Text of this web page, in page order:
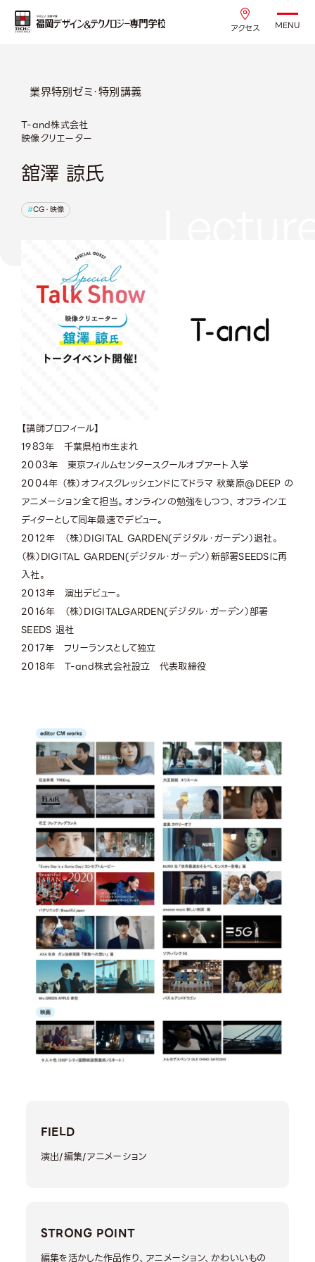
アクセス MENU
業界特別ゼミ・特別講義
T-and株式会社
映像クリエーター
舘澤 諒氏
CG・映像
【講師プロフィール】
1983年 千葉県柏市生まれ
2003年 東京フィルムセンタースクールオブアート入学
2004年 （株）オフィスクレッシェンドにてドラマ 秋葉原@DEEP の
アニメーション全て担当。オンラインの勉強をしつつ、オフラインエ
ディターとして同年最速でデビュー。
2012年 （株）DIGITAL GARDEN(デジタル・ガーデン）退社。
（株）DIGITAL GARDEN(デジタル・ガーデン）新部署SEEDSに再
入社。
2013年 演出デビュー。
2016年 （株）DIGITALGARDEN(デジタル・ガーデン）部署
SEEDS 退社
2017年 フリーランスとして独立
2018年 T-and株式会社設立 代表取締役
FIELD
演出/編集/アニメーション
STRONG POINT
編集を活かした作品作り、アニメーション、かわいいもの